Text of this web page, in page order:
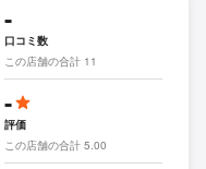
-
口コミ数
この店舗の合計 11
-
評価
この店舗の合計 5.00